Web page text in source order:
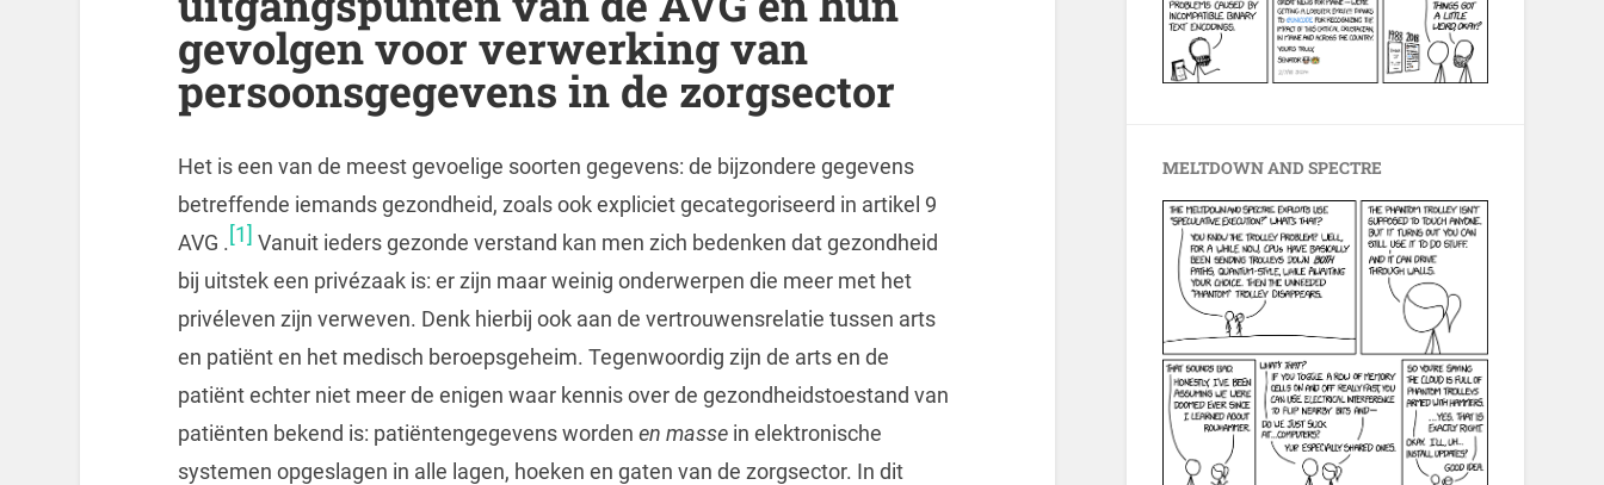
gevolgen voor verwerking van
persoonsgegevens in de zorgsector
Het is een van de meest gevoelige soorten gegevens: de bijzondere gegevens
betreffende iemands gezondheid, zoals ook expliciet gecategoriseerd in artikel 9
AVG .[1] Vanuit ieders gezonde verstand kan men zich bedenken dat gezondheid
bij uitstek een privézaak is: er zijn maar weinig onderwerpen die meer met het
privéleven zijn verweven. Denk hierbij ook aan de vertrouwensrelatie tussen arts
en patiënt en het medisch beroepsgeheim. Tegenwoordig zijn de arts en de
patiënt echter niet meer de enigen waar kennis over de gezondheidstoestand van
patiënten bekend is: patiëntengegevens worden en massein elektronische
systemen opgeslagen in alle lagen, hoeken en gaten van de zorgsector. In dit
MELTDOWN AND SPECTRE